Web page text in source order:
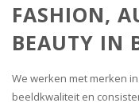
FASHION,
BEAUTY IN
We werken met merken in
beeldkwaliteit en